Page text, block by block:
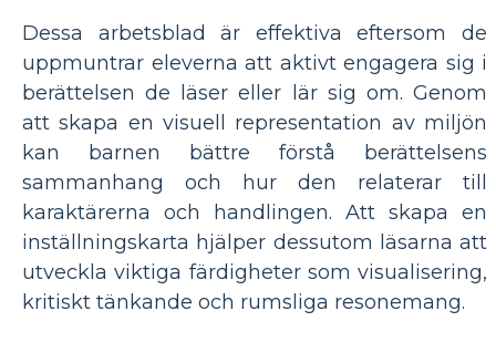
Dessa arbetsblad är effektiva eftersom de
uppmuntrar eleverna att aktivt engagera sig i
berättelsen de läser eller lär sig om. Genom
att skapa en visuell representation av miljön
kan barnen bättre förstå berättelsens
sammanhang och hur den relaterar till
karaktärerna och handlingen. Att skapa en
inställningskarta hjälper dessutom läsarna att
utveckla viktiga färdigheter som visualisering,
kritiskt tänkande och rumsliga resonemang.